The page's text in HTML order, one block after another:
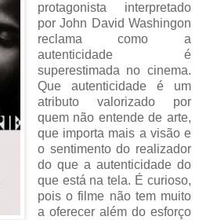
protagonista interpretado
por John David Washingon
reclama como a
autenticidade é
superestimada no cinema.
Que autenticidade é um
atributo valorizado por
quem não entende de arte,
que importa mais a visão e
o sentimento do realizador
do que a autenticidade do
que está na tela. É curioso,
pois o filme não tem muito
a oferecer além do esforço